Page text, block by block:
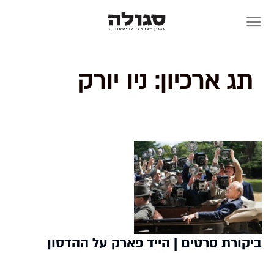
תג ארכיון: ניו יורק
ביקורת סרטים | הייד פארק על ההדסון